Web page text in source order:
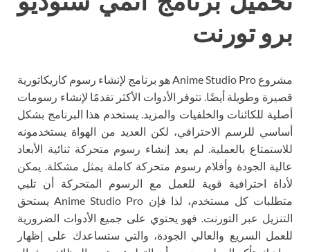
برو تورنت
مشروع Anime Studio Pro هو برنامج لإنشاء رسوم كاريكاتورية
قصيرة وطويلة أيضًا. تتوفر الأدوات الأكثر تقدمًا لإنشاء رسومات
أصلية للكائنات والخلفيات والمزيد. يستخدم هذا البرنامج بشكل
أساسي للرسم الاحترافي، لكن العديد من الهواة يستخدمونه
للاستمتاع بالعملية. لم يعد إنشاء رسوم متحركة ثنائية الأبعاد
عالية الجودة وأفلام رسوم متحركة كاملة يمثل مشكلة. يمكن
لأداة احترافية قوية للعمل مع الرسوم المتحركة أن تلبي
متطلبات كل مستخدم، لذا فإن Anime Studio Pro يستحق
التنزيل عبر التورنت. فهو يحتوي على جميع الأدوات الضرورية
للعمل السريع والعالي الجودة، والتي ستساعدك على إظهار